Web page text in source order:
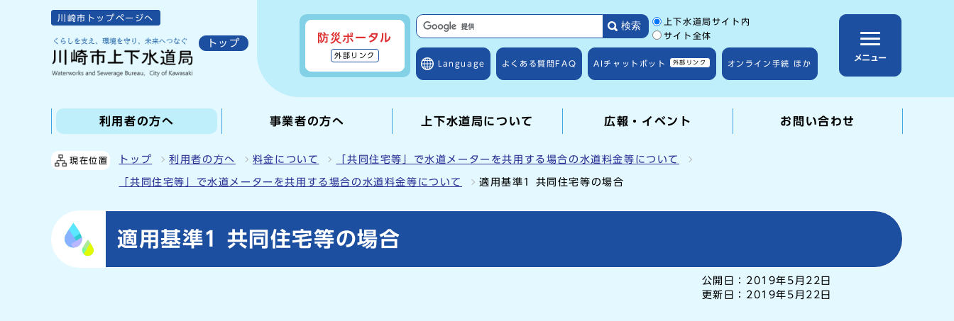
川崎市トップページへ
トップ 防災ポータル
外部リンク
検索 サイト内検索の範囲
上下水道局サイト内
サイト全体
Language よくある質問 FAQ AIチャットボット 外部リンク オンライン手続 ほか
メニュー
利用者の方へ 事業者の方へ 上下水道局について 広報・イベント お問い合わせ
現在位置 トップ 利用者の方へ 料金について 「共同住宅等」で水道メーターを共用する場合の水道料金等について
「共同住宅等」で水道メーターを共用する場合の水道料金等について 適用基準1 共同住宅等の場合
適用基準1 共同住宅等の場合
公開日： 2019年5月22日
更新日： 2019年5月22日